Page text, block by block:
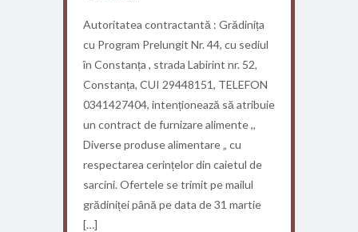
Autoritatea contractantă : Grădinița
cu Program Prelungit Nr. 44, cu sediul
în Constanța , strada Labirint nr. 52,
Constanța, CUI 29448151, TELEFON
0341427404, intenționează să atribuie
un contract de furnizare alimente ,,
Diverse produse alimentare „ cu
respectarea cerințelor din caietul de
sarcini. Ofertele se trimit pe mailul
grădiniței până pe data de 31 martie
[…]